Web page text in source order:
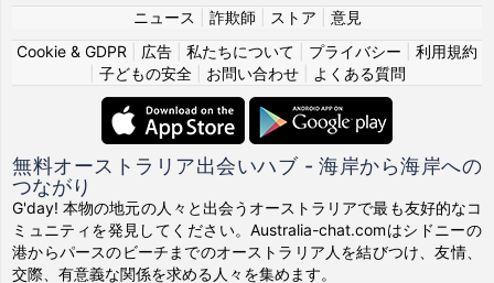
ニュース 詐欺師 ストア
意見
Cookie & GDPR
広告 私たちについて プライバシー
利用規約
子どもの安全| お問い合わせ| よくある質問
無料オーストラリア出会いハブ - 海岸から海岸への
つながり
G'day! 本物の地元の人々と出会うオーストラリアで最も友好的なコ
ミュニティを発見してください。Australia-chat.comはシドニーの
港からパースのビーチまでのオーストラリア人を結びつけ、友情、
交際、有意義な関係を求める人々を集めます。